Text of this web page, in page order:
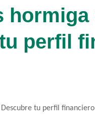
perfil
Descubre tu perfil